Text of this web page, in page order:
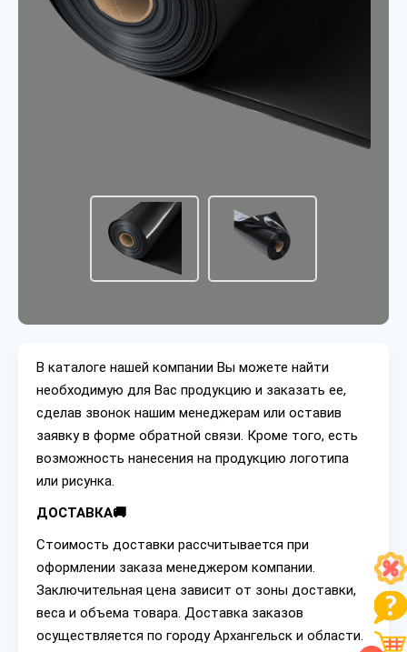
В каталоге нашей компании Вы можете найти
необходимую для Вас продукцию и заказать ее,
сделав звонок нашим менеджерам или оставив
заявку в форме обратной связи. Кроме того, есть
возможность нанесения на продукцию логотипа
или рисунка.
ДОСТАВКА🚚
Стоимость доставки рассчитывается при
оформлении заказа менеджером компании.
Заключительная цена зависит от зоны доставки,
веса и объема товара. Доставка заказов
осуществляется по городу Архангельск и области.